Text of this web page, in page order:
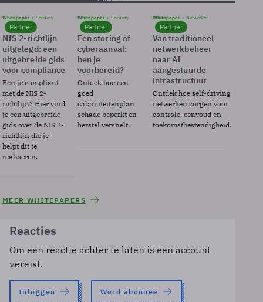
Whitepaper Security
Partner
NIS 2-richtlijn
uitgelegd: een
uitgebreide gids
voor compliance
Ben je compliant
met de NIS 2-
richtlijn? Hier vind
je een uitgebreide
gids over de NIS 2-
richtlijn die je
helpt dit te
realiseren.
Whitepaper Security
Partner
Een storing of
cyberaanval:
ben je
voorbereid?
Ontdek hoe een
goed
calamiteitenplan
schade beperkt en
herstel versnelt.
Whitepaper Netwerken
Partner
Van traditioneel
netwerkbeheer
naar AI
aangestuurde
infrastructuur
Ontdek hoe self-driving
netwerken zorgen voor
controle, eenvoud en
toekomstbestendigheid.
MEER WHITEPAPERS
Reacties
Om een reactie achter te laten is een account
vereist.
Inloggen Word abonnee